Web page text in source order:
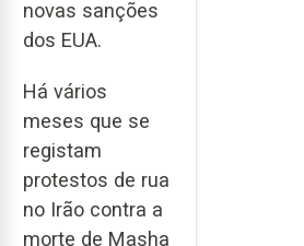
novas sanções
dos EUA.
Há vários
meses que se
registam
protestos de rua
no Irão contra a
morte de Masha